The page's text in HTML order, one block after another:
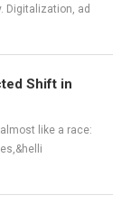
Digitalization, ad
Shift in
like a race: